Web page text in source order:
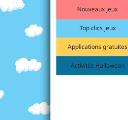
Nouveaux jeux
Top clics jeux
Applications gratuites
Activités Halloween